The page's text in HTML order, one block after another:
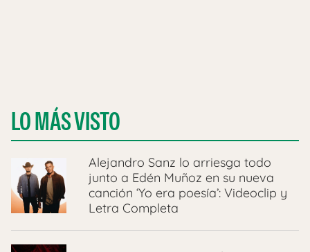
LO MÁS VISTO
Alejandro Sanz lo arriesga todo
junto a Edén Muñoz en su nueva
canción ‘Yo era poesía’: Videoclip y
Letra Completa